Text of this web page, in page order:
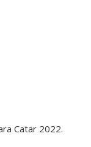
Catar 2022.